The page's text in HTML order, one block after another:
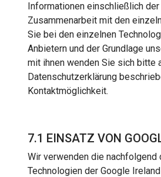
Informationen einschließlich der
Zusammenarbeit mit den
Sie bei den einzelnen
Anbietern und der Grundlage
mit ihnen wenden Sie sich bitte
Datenschutzerklärung
Kontaktmöglichkeit.
7.1 EINSATZ VON
Wir verwenden die
Technologien der Google